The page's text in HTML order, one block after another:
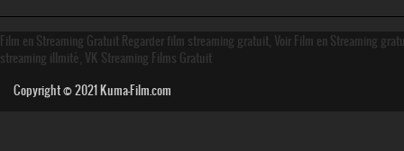
Film en Streaming Gratuit Regarder film streaming gratuit, Voir Film en Streaming
streaming illmité, VK Streaming Films Gratuit
Copyright © 2021Kuma-Film.com